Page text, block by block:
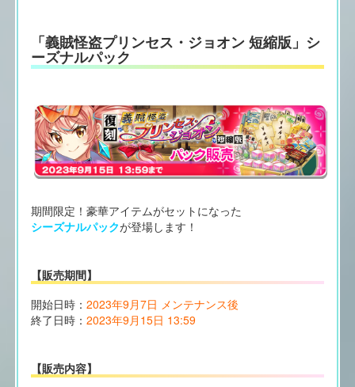
「義賊怪盗プリンセス・ジョオン 短縮版」シ
ーズナルパック
期間限定！豪華アイテムがセットになった
シーズナルパックが登場します！
【販売期間】
開始日時： 2023年9月7日 メンテナンス後
終了日時： 2023年9月15日 13:59
【販売内容】